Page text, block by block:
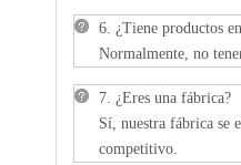
6. ¿Tiene productos
Normalmente, no
7. ¿Eres una fábrica?
Sí, nuestra fábrica se
competitivo.